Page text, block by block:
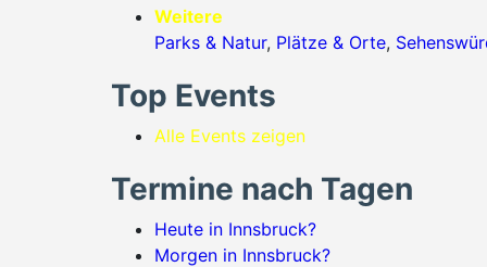
Weitere
Parks & Natur, Plätze & Orte,
Top Events
Alle Events zeigen
Termine nach Tagen
Heute in Innsbruck?
Morgen in Innsbruck?